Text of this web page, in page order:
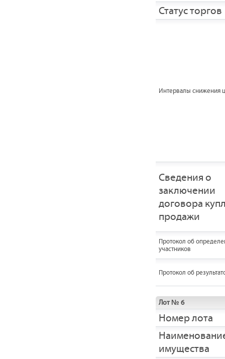
Статус торгов
Интервалы снижения
Сведения о
заключении
договора
продажи
Протокол об
участников
Протокол об
Лот № 6
Номер лота
имущества